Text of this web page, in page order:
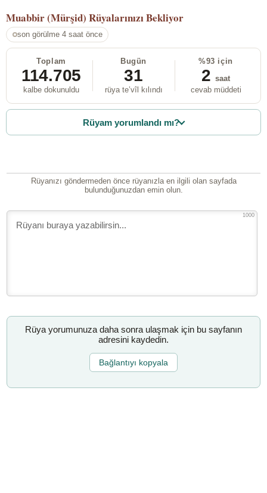
Muabbir (Mürşid) Rüyalarınızı Bekliyor
son görülme 4 saat önce
Toplam
114.705
kalbe dokunuldu
Bugün
31
rüya te’vîl kılındı
%93 için
2 saat
cevab müddeti
Rüyam yorumlandı mı?
Rüyanızı göndermeden önce rüyanızla en ilgili olan sayfada
bulunduğunuzdan emin olun.
1000
Rüya yorumunuza daha sonra ulaşmak için bu sayfanın
adresini kaydedin.
Bağlantıyı kopyala